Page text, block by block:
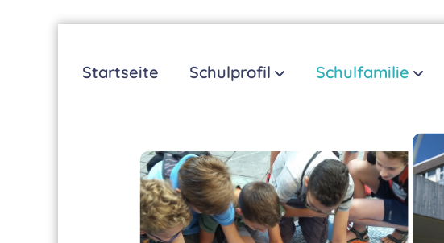
springen
Startseite Schulprofil Schulfamilie